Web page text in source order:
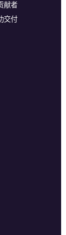
献者
交付